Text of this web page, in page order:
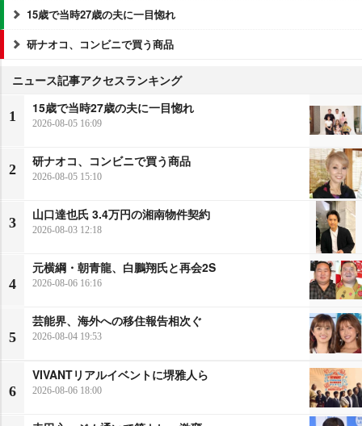
15歳で当時27歳の夫に一目惚れ
研ナオコ、コンビニで買う商品
ニュース記事アクセスランキング
1
15歳で当時27歳の夫に一目惚れ
2026-08-05 16:09
2
研ナオコ、コンビニで買う商品
2026-08-05 15:10
3
山口達也氏 3.4万円の湘南物件契約
2026-08-03 12:18
4
元横綱・朝青龍、白鵬翔氏と再会2S
2026-08-06 16:16
5
芸能界、海外への移住報告相次ぐ
2026-08-04 19:53
6
VIVANTリアルイベントに堺雅人ら
2026-08-06 18:00